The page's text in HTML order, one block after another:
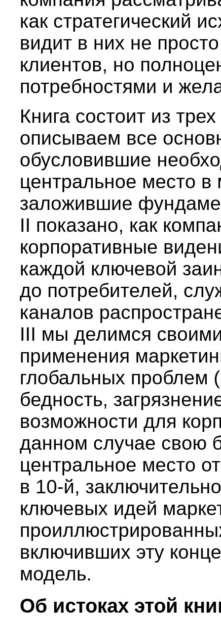
как стратегический
видит в них не
клиентов, но
потребностями и
Книга состоит из
описываем все
обусловившие
центральное место в
заложившие
II показано, как
корпоративные
каждой ключевой
до потребителей,
каналов
III мы делимся
применения
глобальных проблем
бедность,
возможности для
данном случае свою
центральное место
в 10-й,
ключевых идей
включивших эту
модель.
Об истоках этой